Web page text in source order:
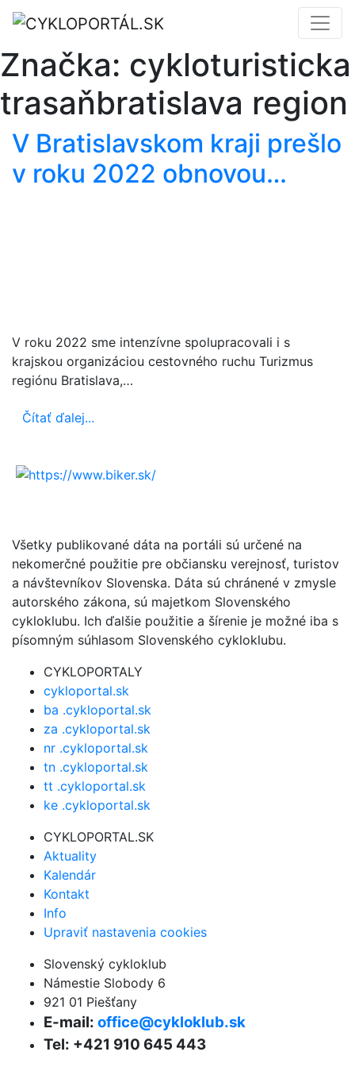
Značka: cykloturisticka
trasaňbratislava region
V Bratislavskom kraji prešlo
v roku 2022 obnovou…
V roku 2022 sme intenzívne spolupracovali i s
krajskou organizáciou cestovného ruchu Turizmus
regiónu Bratislava,…
Čítať ďalej...
Všetky publikované dáta na portáli sú určené na
nekomerčné použitie pre občiansku verejnosť, turistov
a návštevníkov Slovenska. Dáta sú chránené v zmysle
autorského zákona, sú majetkom Slovenského
cykloklubu. Ich ďalšie použitie a šírenie je možné iba s
písomným súhlasom Slovenského cykloklubu.
CYKLOPORTALY
cykloportal.sk
ba .cykloportal.sk
za .cykloportal.sk
nr .cykloportal.sk
tn .cykloportal.sk
tt .cykloportal.sk
ke .cykloportal.sk
CYKLOPORTAL.SK
Aktuality
Kalendár
Kontakt
Info
Upraviť nastavenia cookies
Slovenský cykloklub
Námestie Slobody 6
921 01 Piešťany
E-mail: office@cykloklub.sk
Tel: +421 910 645 443